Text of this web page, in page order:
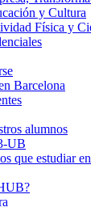
y Cultura
Física y
Barcelona
alumnos
UB
que estudiar